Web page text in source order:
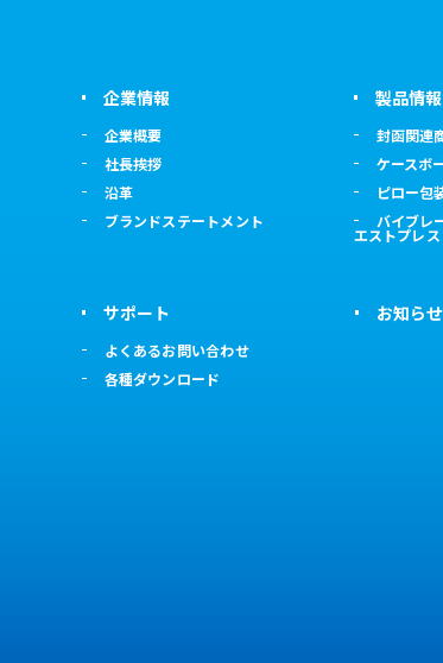
企業情報
企業概要
社長挨拶
沿革
ブランドステートメント
製品情報
封函関連
ケースボ
ピロー包
バイブレ
エストプレス
サポート
よくあるお問い合わせ
各種ダウンロード
お知らせ